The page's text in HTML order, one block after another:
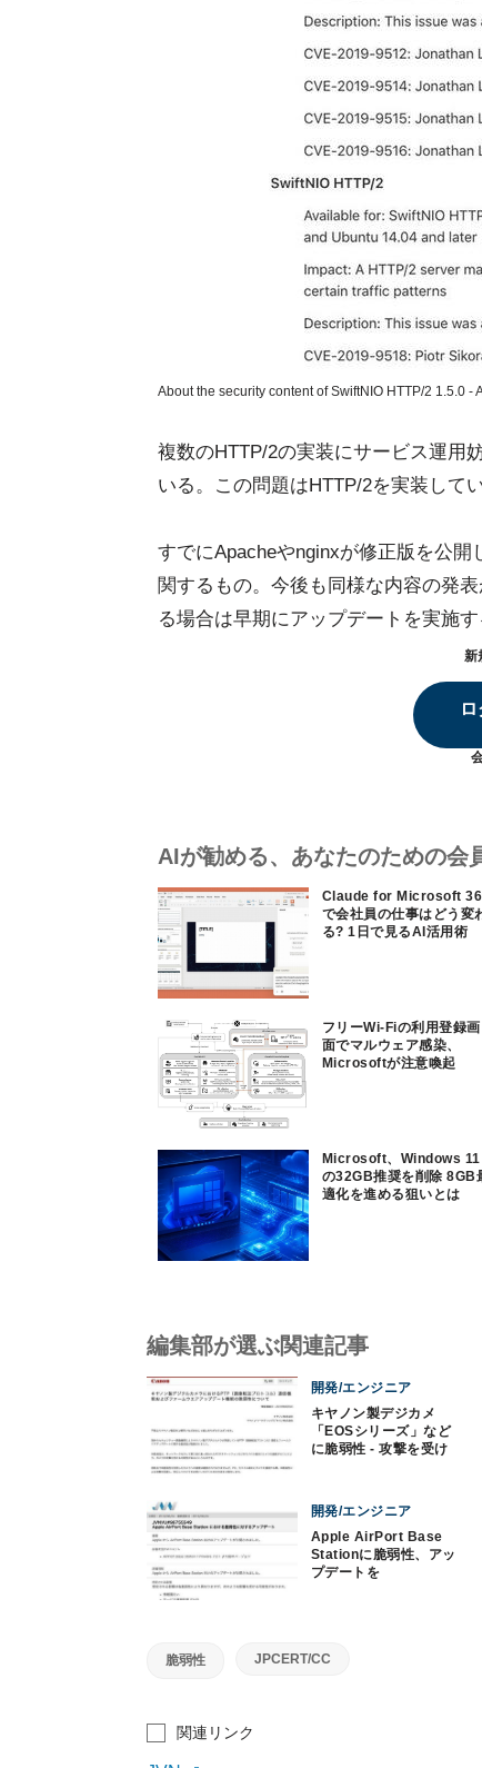
About the security content of SwiftNIO HTTP/2 1.5.0 -
複数のHTTP/2の実装にサービス運用
いる。この問題はHTTP/2を実装して
すでにApacheやnginxが修正版を公
関するもの。今後も同様な内容の発
る場合は早期にアップデートを実施す
新
AIが勧める、あなたのための会
Claude for Microsoft
で会社員の仕事はどう変
る? 1日で見るAI活用術
フリーWi-Fiの利用登録画
面でマルウェア感染、
Microsoftが注意喚起
Microsoft、Windows 11
の32GB推奨を削除 8GB
適化を進める狙いとは
編集部が選ぶ関連記事
開発/エンジニア
キヤノン製デジカメ
「EOSシリーズ」など
に脆弱性 - 攻撃を受け
開発/エンジニア
Apple AirPort Base
Stationに脆弱性、アッ
プデートを
脆弱性 JPCERT/CC
関連リンク